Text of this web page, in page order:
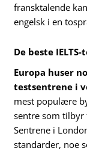
fransktalende
engelsk i en
De beste
Europa huser
testsentrene i
mest populære
sentre som tilbyr
Sentrene i
standarder, noe